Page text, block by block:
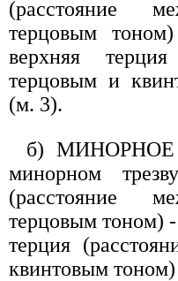
(расстояние
терцовым
верхняя
терцовым и
(м. 3).
б) МИНОРНОЕ
минорном
(расстояние
терцовым тоном)
терция
квинтовым